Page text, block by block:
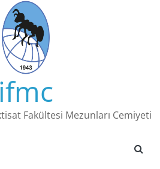
ifmc
Fakültesi Mezunları Cemiyeti